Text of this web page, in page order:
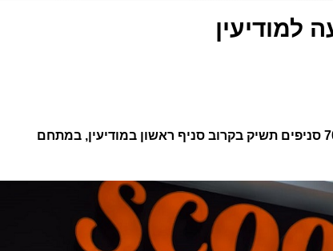
רשת ההנעלה המונה כ-70 סניפים תשיק בקרוב סניף ראשון במודיעין, במתחם